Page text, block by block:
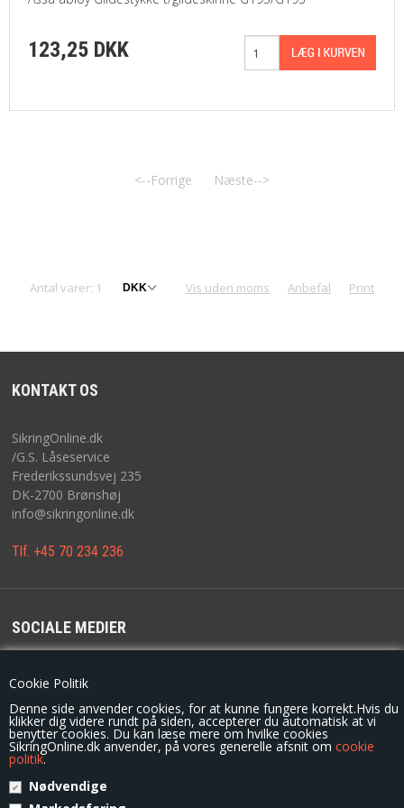
Cookie Politik
Denne side anvender cookies, for at kunne fungere korrekt.Hvis du
klikker dig videre rundt på siden, accepterer du automatisk at vi
benytter cookies. Du kan læse mere om hvilke cookies
SikringOnline.dk anvender, på vores generelle afsnit om cookie
politik.
Nødvendige
TILBUD
KONTAKT
123,25 DKK
<--Forrige Næste-->
Antal varer: 1 Vis uden moms Anbefal Print
KONTAKT OS
SikringOnline.dk
/G.S. Låseservice
Frederikssundsvej 235
DK-2700 Brønshøj
info@sikringonline.dk
Tlf. +45 70 234 236
SOCIALE MEDIER
For de seneste opdateringer, konkurrencer og tilbud følg os på
© Copyright 2014 - SikringOnline.dk / G.S. Låseservice